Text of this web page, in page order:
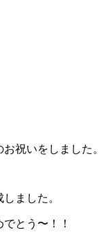
祝いをしました。
ました。
とう〜！！